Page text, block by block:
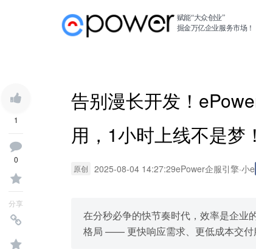
赋能“大众创业”
掘金万亿企业服务市场！
1
0
分享
告别漫长开发！
用，1小时上线不是梦！
原创 2025-08-04 14:27:29ePower企服引擎·小e
在分秒必争的快节奏时代，效率是企业
格局 —— 更快响应需求、更低成本交付